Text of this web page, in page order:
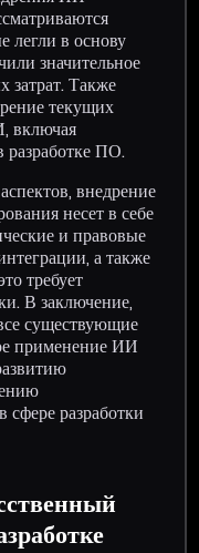
легли в основу
значительное
Также
текущих
включая
разработке ПО.
внедрение
несет в себе
и правовые
а также
требует
В заключение,
существующие
применение ИИ
разработки